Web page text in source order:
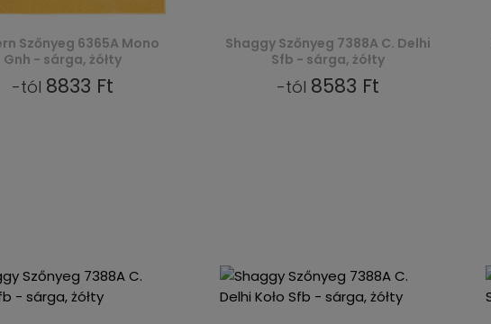
Szőnyeg 6365A Mono
Gnh - sárga, żółty
-tól 8833 Ft
Shaggy Szőnyeg 7388A C. Delhi
Sfb - sárga, żółty
-tól 8583 Ft